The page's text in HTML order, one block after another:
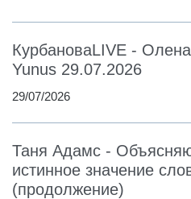
КурбановаLIVE -
Yunus 29.07.2026
29/07/2026
Таня Адамс -
истинное значение
(продолжение)